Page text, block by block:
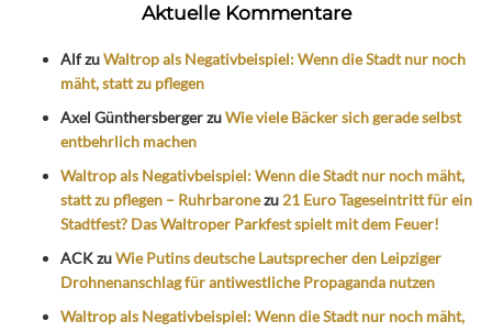
Aktuelle Kommentare
AlfzuWaltrop als Negativbeispiel: Wenn die Stadt nur noch
mäht, statt zu pflegen
Axel GünthersbergerzuWie viele Bäcker sich gerade selbst
entbehrlich machen
Waltrop als Negativbeispiel: Wenn die Stadt nur noch mäht,
statt zu pflegen – Ruhrbaronezu 21 Euro Tageseintritt für ein
Stadtfest? Das Waltroper Parkfest spielt mit dem Feuer!
ACKzuWie Putins deutsche Lautsprecher den Leipziger
Drohnenanschlag für antiwestliche Propaganda nutzen
Waltrop als Negativbeispiel: Wenn die Stadt nur noch mäht,